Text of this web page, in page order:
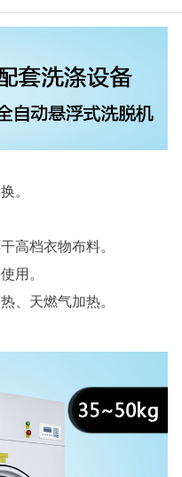
。
高档衣物布料。
用。
、天燃气加热。